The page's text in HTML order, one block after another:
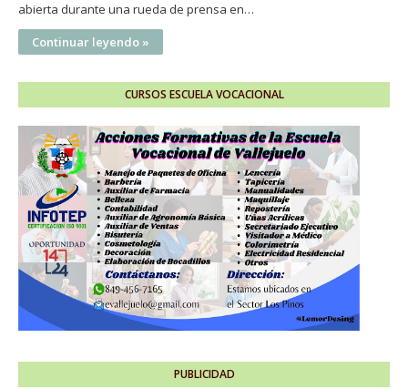
abierta durante una rueda de prensa en…
Continuar leyendo »
CURSOS ESCUELA VOCACIONAL
PUBLICIDAD